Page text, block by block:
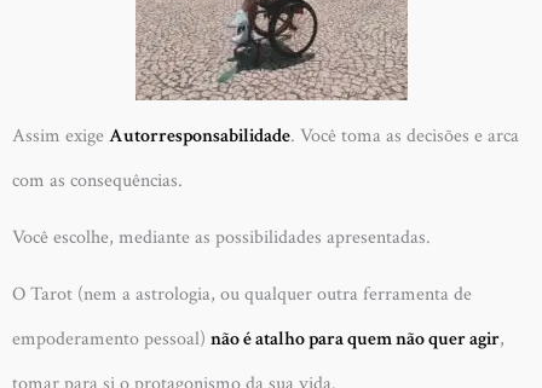
Assim exigeAutorresponsabilidade. Você toma as decisões e arca
com as consequências.
Você escolhe, mediante as possibilidades apresentadas.
O Tarot (nem a astrologia, ou qualquer outra ferramenta de
empoderamento pessoal) não é atalho para quem não quer agir,